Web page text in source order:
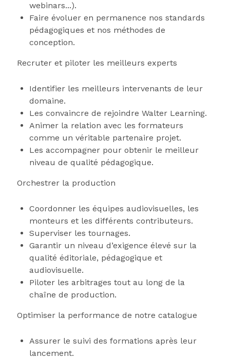
webinars...).
Faire évoluer en permanence nos standards
pédagogiques et nos méthodes de
conception.
Recruter et piloter les meilleurs experts
Identifier les meilleurs intervenants de leur
domaine.
Les convaincre de rejoindre Walter Learning.
Animer la relation avec les formateurs
comme un véritable partenaire projet.
Les accompagner pour obtenir le meilleur
niveau de qualité pédagogique.
Orchestrer la production
Coordonner les équipes audiovisuelles, les
monteurs et les différents contributeurs.
Superviser les tournages.
Garantir un niveau d’exigence élevé sur la
qualité éditoriale, pédagogique et
audiovisuelle.
Piloter les arbitrages tout au long de la
chaîne de production.
Optimiser la performance de notre catalogue
Assurer le suivi des formations après leur
lancement.